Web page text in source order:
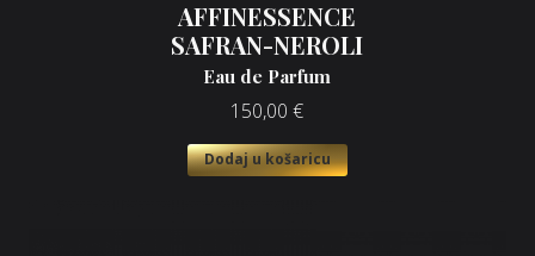
AFFINESSENCE
SAFRAN-NEROLI
Eau de Parfum
150,00 €
Dodaj u košaricu